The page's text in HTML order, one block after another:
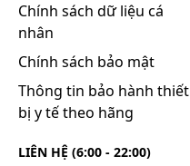
Chính sách dữ liệu cá
nhân
Chính sách bảo mật
Thông tin bảo hành thiết
bị y tế theo hãng
LIÊN HỆ (6:00 - 22:00)